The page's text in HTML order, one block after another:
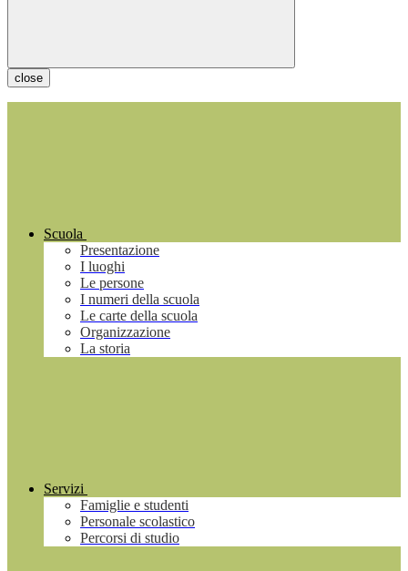
close
Scuola
Presentazione
I luoghi
Le persone
I numeri della scuola
Le carte della scuola
Organizzazione
La storia
Servizi
Famiglie e studenti
Personale scolastico
Percorsi di studio